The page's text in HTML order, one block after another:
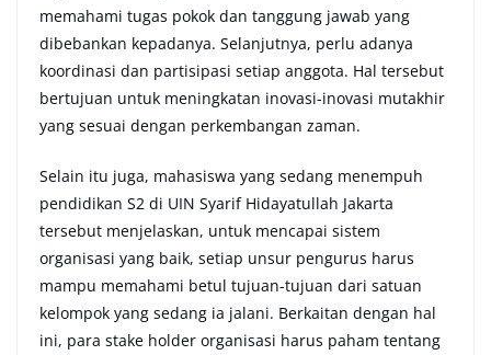
memahami tugas pokok dan tanggung jawab yang
dibebankan kepadanya. Selanjutnya, perlu adanya
koordinasi dan partisipasi setiap anggota. Hal tersebut
bertujuan untuk meningkatan inovasi-inovasi mutakhir
yang sesuai dengan perkembangan zaman.
Selain itu juga, mahasiswa yang sedang menempuh
pendidikan S2 di UIN Syarif Hidayatullah Jakarta
tersebut menjelaskan, untuk mencapai sistem
organisasi yang baik, setiap unsur pengurus harus
mampu memahami betul tujuan-tujuan dari satuan
kelompok yang sedang ia jalani. Berkaitan dengan hal
ini, para stake holder organisasi harus paham tentang